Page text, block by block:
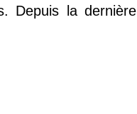
Depuis la dernière